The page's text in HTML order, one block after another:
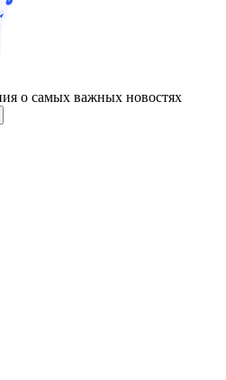
о самых важных новостях